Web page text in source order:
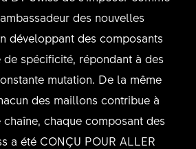
des nouvelles
développant des composants
de spécificité, répondant à des
mutation. De la même
des maillons contribue à
chaque composant des
a été CONÇU POUR ALLER